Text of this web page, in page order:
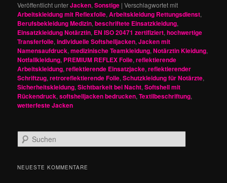
Veröffentlicht unterJacken,Sonstige |Verschlagwortet mit
Arbeitskleidung mit Reflexfolie,Arbeitskleidung Rettungsdienst,
Berufsbekleidung Medizin,beschriftete Einsatzkleidung,
Einsatzkleidung Notärztin, EN ISO 20471 zertifiziert,hochwertige
Transferfolie,individuelle Softshelljacken,Jacken mit
Namensaufdruck,medizinische Teamkleidung,Notärztin Kleidung,
Notfallkleidung, PREMIUM REFLEX Folie,reflektierende
Arbeitskleidung,reflektierende Einsatzjacke,reflektierender
Schriftzug,retroreflektierende Folie,Schutzkleidung für Notärzte,
Sicherheitskleidung,Sichtbarkeit bei Nacht,Softshell mit
Rückendruck,softshelljacken bedrucken,Textilbeschriftung,
wetterfeste Jacken
u
h
NEUESTE KOMMENTARE